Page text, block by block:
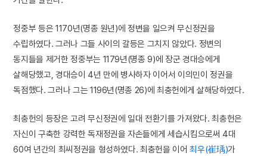
정중부 등은 1170년(명종 원년)에 정변을 일으켜 무신정권을
수립하였다. 그러나 그들 사이의 갈등은 그치지 않았다. 정변의
동지들을 제거한 정중부는 1179년(명종 9)에 장군 경대승에게
살해당했고, 경대승이 4년 만에 병사하자 이어서 이의민이 정권을
독점했다. 그러나 그는 1196년(명종 26)에 최충헌에게 살해당하였다.
최충헌의 등장은 고려 무신정권에 일대 전환기를 가져왔다. 최충헌은
자신이 구축한 강력한 독재정권을 자손들에게 세습시킴으로써 4대
60여 년간의 최씨정권을 형성하였다. 최충헌을 이어최우(崔瑀)가